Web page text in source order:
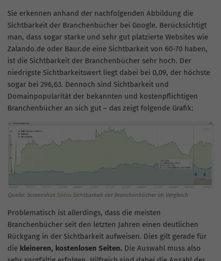
Sie erkennen anhand der nachfolgenden Abbildung die
Sichtbarkeit der Branchenbücher bei Google. Berücksichtigt
man, dass sogar starke und sehr gut platzierte Websites wie
Zalando.de oder Baur.de eine Sichtbarkeit von 60-70 haben,
ist die Sichtbarkeit der Branchenbücher sehr hoch. Der
niedrigste Sichtbarkeitswert liegt dabei bei 0,09, der höchste
sogar bei 296,63. Dennoch sind Sichtbarkeit und
Domainpopularität der bekannten und kostenpflichtigen
Branchenbücher an sich gut – das zeigt folgende Grafik:
Quelle: Screenshot SistrixSichtbarkeit der Branchenbücher im Vergleich
Problematisch ist allerdings, dass die meisten
Branchenbücher seit den letzten Jahren einen deutlichen
Rückgang in der Sichtbarkeit aufweisen. Dies gilt gerade für
die kleineren, kostenlosen Seiten. Die Auswahl muss also